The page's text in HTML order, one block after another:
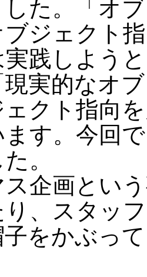
た。「オ
ジェクト
践しよう
実的なオ
ェクト指向
ます。今回
。
ス企画とい
、スタッ
をかぶっ